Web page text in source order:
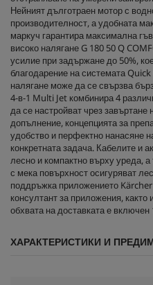
Нейният дълготраен мотор с
производителност, а удобната
маркуч гарантира максимална
високо налягане G 180 50 Q
усилие при задържане до 50%,
благодарение на системата
налягане може да се свързва
4-в-1 Multi Jet комбинира 4
да се настройват чрез завъртане
допълнение, концепцията за
удобство и перфектно нанасяне
конкретната задача. Кабелите и
лесно и компактно върху уреда,
с мека повърхност осигуряват
поддръжка приложението
консултант за приложения, както
обхвата на доставката е
ХАРАКТЕРИСТИКИ И